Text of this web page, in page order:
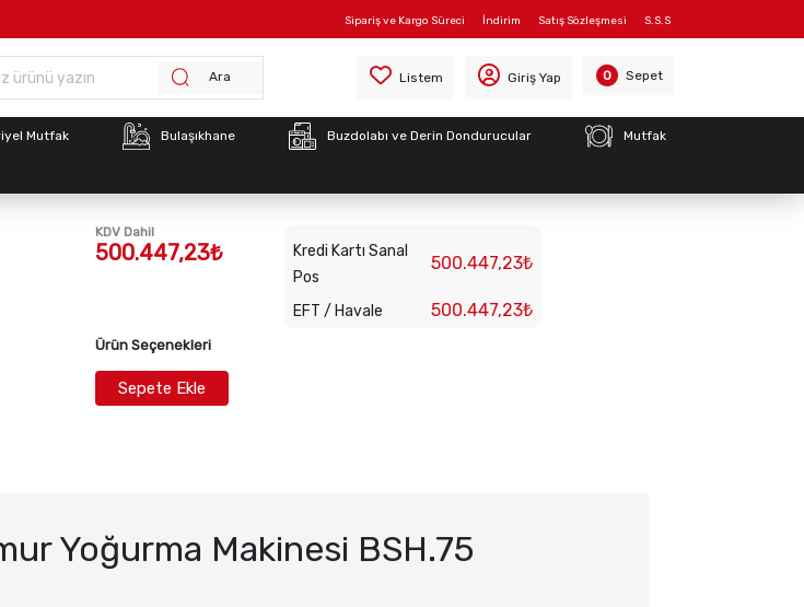
S.S.S
Satış Sözleşmesi
İndirim
Sipariş ve Kargo Süreci
Ara Listem Giriş Yap 0 Sepet
Mutfak Bulaşıkhane Buzdolabı ve Derin Dondurucular Mutfak
Stok Kodu:BSH.75
BSH.75 Boğaziçi 75 Kg Spiral Hamur
KDV Dahil
500.447,23₺
Kredi Kartı Sanal
Pos
500.447,23₺
EFT / Havale 500.447,23₺
Ürün Seçenekleri
Sepete Ekle
Yoğurma Makinesi BSH.75